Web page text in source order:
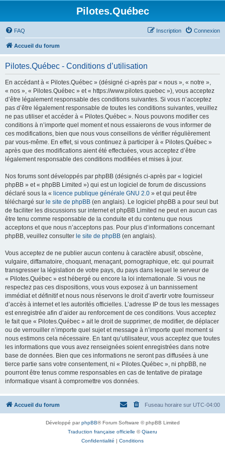
Pilotes.Québec
FAQ Connexion
Inscription
Accueil du forum
Pilotes.Québec - Conditions d’utilisation
En accédant à « Pilotes.Québec » (désigné ci-après par « nous », « notre »,
« nos », « Pilotes.Québec » et « https://www.pilotes.quebec »), vous acceptez
d’être légalement responsable des conditions suivantes. Si vous n’acceptez
pas d’être légalement responsable de toutes les conditions suivantes, veuillez
ne pas utiliser et accéder à « Pilotes.Québec ». Nous pouvons modifier ces
conditions à n’importe quel moment et nous essaierons de vous informer de
ces modifications, bien que nous vous conseillons de vérifier régulièrement
par vous-même. En effet, si vous continuez à participer à « Pilotes.Québec »
après que des modifications aient été effectuées, vous acceptez d’être
légalement responsable des conditions modifiées et mises à jour.
Nos forums sont développés par phpBB (désignés ci-après par « logiciel
phpBB » et « phpBB Limited ») qui est un logiciel de forum de discussions
déclaré sous la « licence publique générale GNU 2.0 » et qui peut être
téléchargé sur le site de phpBB (en anglais). Le logiciel phpBB a pour seul but
de faciliter les discussions sur internet et phpBB Limited ne peut en aucun cas
être tenu comme responsable de la conduite et du contenu que nous
acceptons et que nous n’acceptons pas. Pour plus d’informations concernant
phpBB, veuillez consulter le site de phpBB (en anglais).
Vous acceptez de ne publier aucun contenu à caractère abusif, obscène,
vulgaire, diffamatoire, choquant, menaçant, pornographique, etc. qui pourrait
transgresser la législation de votre pays, du pays dans lequel le serveur de
« Pilotes.Québec » est hébergé ou encore la loi internationale. Si vous ne
respectez pas ces dispositions, vous vous exposez à un bannissement
immédiat et définitif et nous nous réservons le droit d’avertir votre fournisseur
d’accès à internet et les autorités officielles. L’adresse IP de tous les messages
est enregistrée afin d’aider au renforcement de ces conditions. Vous acceptez
le fait que « Pilotes.Québec » ait le droit de supprimer, de modifier, de déplacer
ou de verrouiller n’importe quel sujet et message à n’importe quel moment si
nous estimons cela nécessaire. En tant qu’utilisateur, vous acceptez que toutes
les informations que vous avez renseignées soient enregistrées dans notre
base de données. Bien que ces informations ne seront pas diffusées à une
tierce partie sans votre consentement, ni « Pilotes.Québec », ni phpBB, ne
pourront être tenus comme responsables en cas de tentative de piratage
informatique visant à compromettre vos données.
Accueil du forum Fuseau horaire sur UTC-04:00
Développé parphpBB® Forum Software © phpBB Limited
Traduction française officielle ©Qiaeru
Confidentialité | Conditions